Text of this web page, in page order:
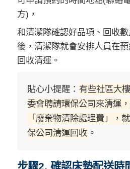
方)，
和清潔隊確認好品項、回收
後，清潔隊就會安排人員在
回收清運。
貼心小提醒： 有些社區大
委會聘請環保公司來清運
「廢棄物清除處理費」，
保公司清運回收 。
步驟2. 確認床墊配送時